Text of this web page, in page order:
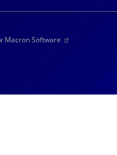
Macron Software